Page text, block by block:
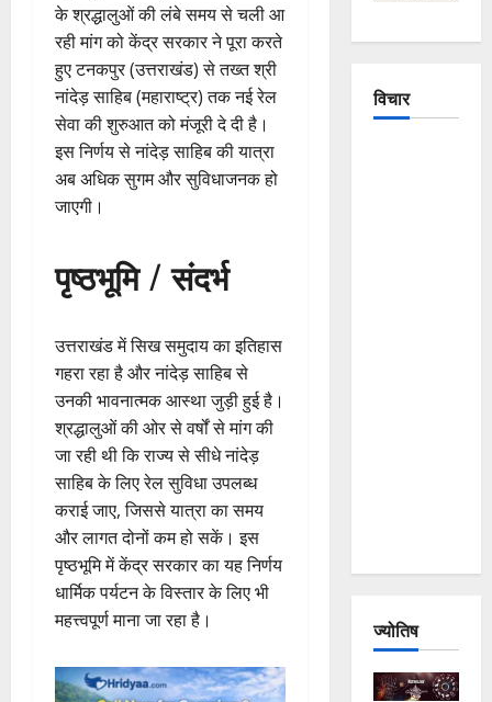
के श्रद्धालुओं की लंबे समय से चली आ
रही मांग को केंद्र सरकार ने पूरा करते
हुए टनकपुर (उत्तराखंड) से तख्त श्री
नांदेड़ साहिब (महाराष्ट्र) तक नई रेल
सेवा की शुरुआत को मंजूरी दे दी है।
इस निर्णय से नांदेड़ साहिब की यात्रा
अब अधिक सुगम और सुविधाजनक हो
जाएगी।
पृष्ठभूमि / संदर्भ
उत्तराखंड में सिख समुदाय का इतिहास
गहरा रहा है और नांदेड़ साहिब से
उनकी भावनात्मक आस्था जुड़ी हुई है।
श्रद्धालुओं की ओर से वर्षों से मांग की
जा रही थी कि राज्य से सीधे नांदेड़
साहिब के लिए रेल सुविधा उपलब्ध
कराई जाए, जिससे यात्रा का समय
और लागत दोनों कम हो सकें। इस
पृष्ठभूमि में केंद्र सरकार का यह निर्णय
धार्मिक पर्यटन के विस्तार के लिए भी
महत्त्वपूर्ण माना जा रहा है।
विचार
ज्योतिष